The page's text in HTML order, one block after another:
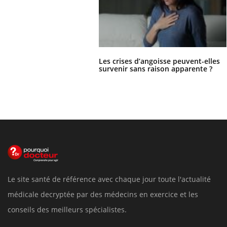
Les crises d’angoisse peuvent-elles
survenir sans raison apparente ?
Le site santé de référence avec chaque jour toute l'actualité
médicale decryptée par des médecins en exercice et les
conseils des meilleurs spécialistes.